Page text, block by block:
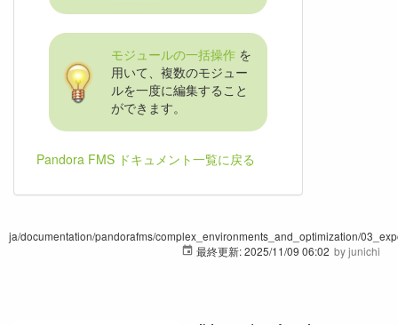
モジュールの一括操作を
用いて、複数のモジュー
ルを一度に編集すること
ができます。
Pandora FMS ドキュメント一覧に戻る
ja/documentation/pandorafms/complex_environments_and_optimization/
最終更新:2025/11/09 06:02 byjunichi